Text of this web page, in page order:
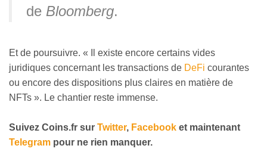
de Bloomberg.
Et de poursuivre. « Il existe encore certains vides
juridiques concernant les transactions de DeFi courantes
ou encore des dispositions plus claires en matière de
NFTs ». Le chantier reste immense.
Suivez Coins.fr sur Twitter, Facebook et maintenant
Telegram pour ne rien manquer.